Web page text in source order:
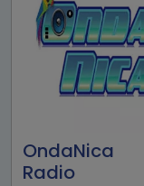
OndaNica
Radio